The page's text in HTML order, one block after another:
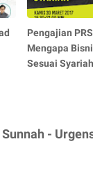
Pengajian
Mengapa
Sesuai Syariah
-